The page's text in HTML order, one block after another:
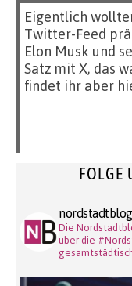
Eigentlich
Twitter-Feed
Elon Musk und
Satz mit X, das
findet ihr aber
FOLGE
Die
über die